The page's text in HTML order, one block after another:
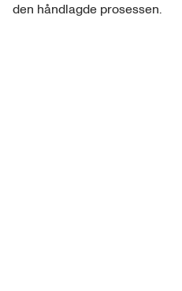
den håndlagde prosessen.